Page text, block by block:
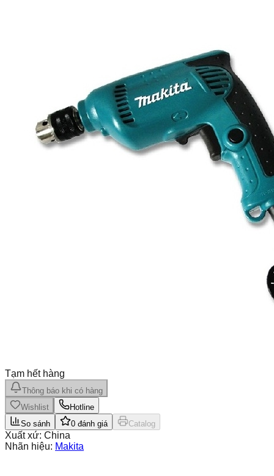
Tạm hết hàng
Thông báo khi có hàng
Wishlist
Hotline
So sánh
0 đánh giá Catalog
Xuất xứ: China
Nhãn hiệu: Makita